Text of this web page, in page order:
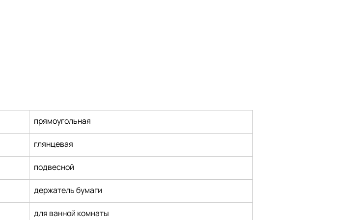
прямоугольная
глянцевая
подвесной
держатель бумаги
для ванной комнаты